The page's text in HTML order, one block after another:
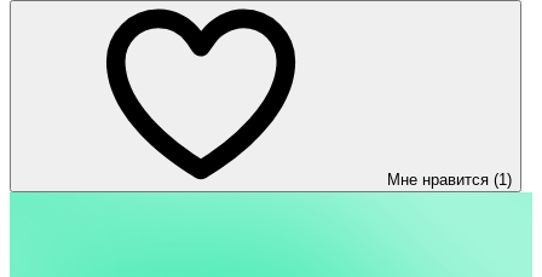
Мне нравится (1)